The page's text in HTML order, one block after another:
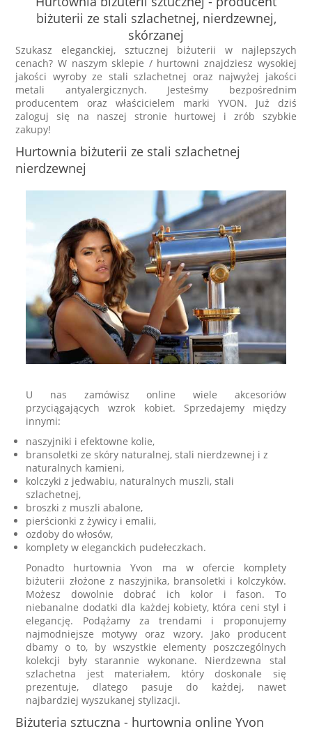
biżuterii ze stali szlachetnej, nierdzewnej,
skórzanej
Szukasz eleganckiej, sztucznej biżuterii w najlepszych
cenach? W naszym sklepie / hurtowni znajdziesz wysokiej
jakości wyroby ze stali szlachetnej oraz najwyżej jakości
metali antyalergicznych. Jesteśmy bezpośrednim
producentem oraz właścicielem marki YVON. Już dziś
zaloguj się na naszej stronie hurtowej i zrób szybkie
zakupy!
Hurtownia biżuterii ze stali szlachetnej
nierdzewnej
U nas zamówisz online wiele akcesoriów
przyciągających wzrok kobiet. Sprzedajemy między
innymi:
naszyjniki i efektowne kolie,
bransoletki ze skóry naturalnej, stali nierdzewnej i z
naturalnych kamieni,
kolczyki z jedwabiu, naturalnych muszli, stali
szlachetnej,
broszki z muszli abalone,
pierścionki z żywicy i emalii,
ozdoby do włosów,
komplety w eleganckich pudełeczkach.
Ponadto hurtownia Yvon ma w ofercie komplety
biżuterii złożone z naszyjnika, bransoletki i kolczyków.
Możesz dowolnie dobrać ich kolor i fason. To
niebanalne dodatki dla każdej kobiety, która ceni styl i
elegancję. Podążamy za trendami i proponujemy
najmodniejsze motywy oraz wzory. Jako producent
dbamy o to, by wszystkie elementy poszczególnych
kolekcji były starannie wykonane. Nierdzewna stal
szlachetna jest materiałem, który doskonale się
prezentuje, dlatego pasuje do każdej, nawet
najbardziej wyszukanej stylizacji.
Biżuteria sztuczna - hurtownia online Yvon